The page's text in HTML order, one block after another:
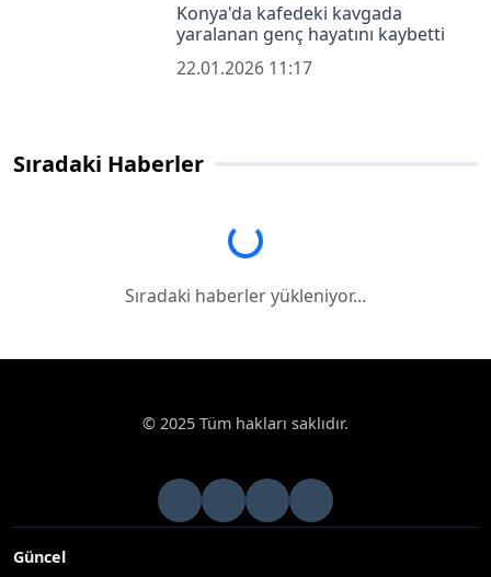
Konya'da kafedeki kavgada
yaralanan genç hayatını kaybetti
22.01.2026 11:17
Sıradaki Haberler
Sıradaki haberler yükleniyor...
Sıradaki haberler yükleniyor...
© 2025 Tüm hakları saklıdır.
Güncel